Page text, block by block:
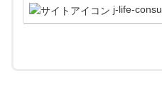
ます。登録
j-life-